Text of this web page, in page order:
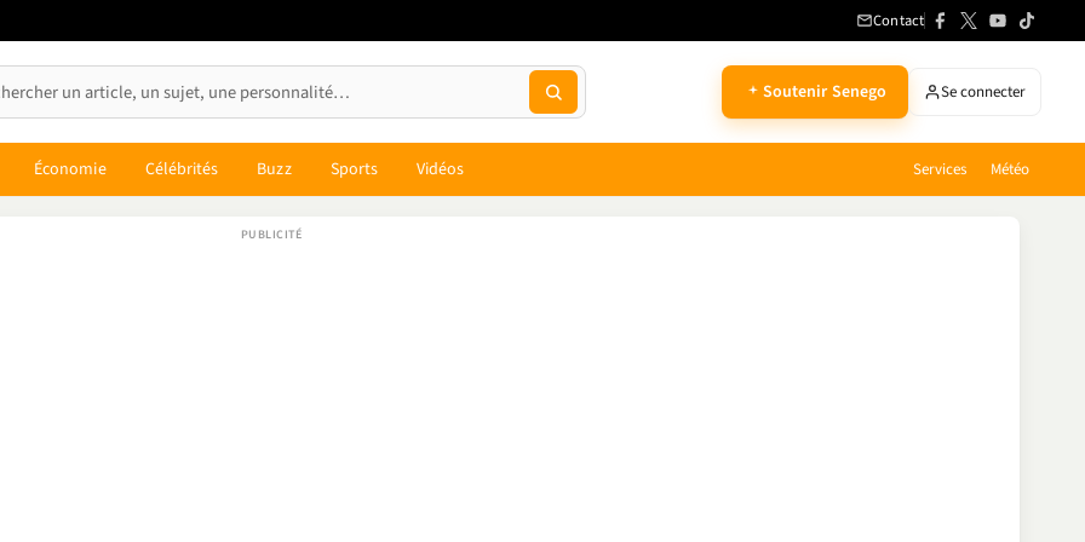
Contact
Soutenir Senego Se connecter
Économie Célébrités Buzz Sports Vidéos Services Météo